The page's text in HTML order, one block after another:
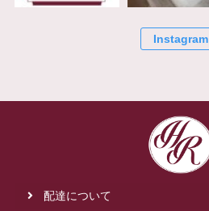
Instagram
配達について